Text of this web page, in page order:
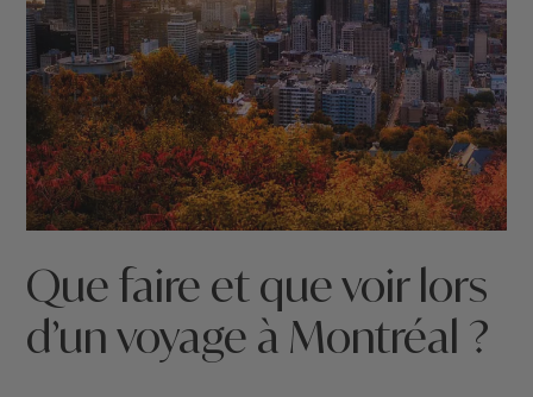
Que faire et que voir lors
d’un voyage à Montréal ?